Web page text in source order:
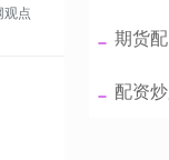
观点
期货
配资